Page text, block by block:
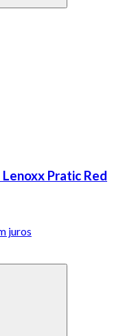
Pratic Red
juros